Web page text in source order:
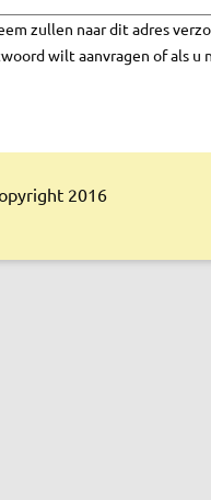
zullen naar dit adres
wilt aanvragen of als
2016